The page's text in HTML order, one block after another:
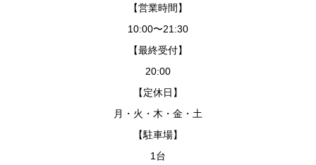
【営業時間】
10:00〜21:30
【最終受付】
20:00
【定休日】
月・火・木・金・土
【駐車場】
1台